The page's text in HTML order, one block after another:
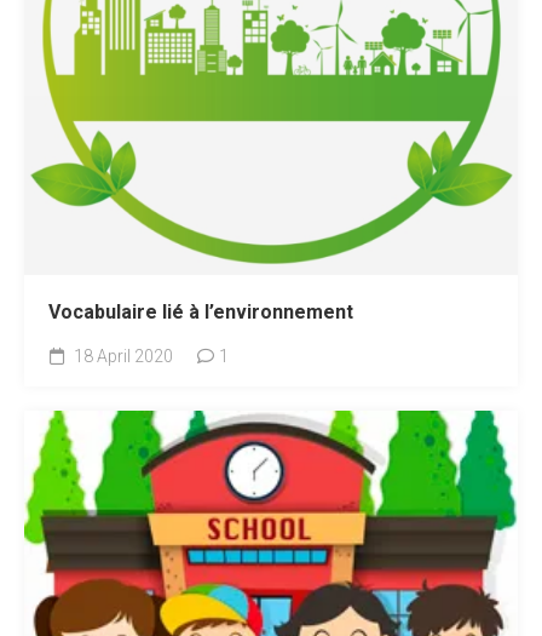
Vocabulaire lié à l’environnement
18 April 2020 1